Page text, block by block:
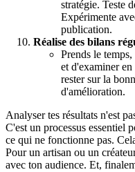
stratégie. Teste
Expérimente
publication.
Réalise des bilans
Prends le
et d'examiner
rester sur la
d'amélioration.
Analyser tes résultats n'est
C'est un processus essentiel
ce qui ne fonctionne pas.
Pour un artisan ou un
avec ton audience. Et,